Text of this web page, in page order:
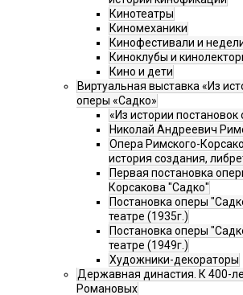
Кинотеатры
Киномеханики
Кинофестивали и
Киноклубы и
Кино и дети
Виртуальная выставка «Из
оперы «Садко»
«Из истории
Николай Андреевич
Опера Римского-
история создания,
Первая постановка
Корсакова "Садко"
Постановка оперы
театре (1935г.)
Постановка оперы
театре (1949г.)
Художники-декораторы
Державная династия. К 400-
Романовых